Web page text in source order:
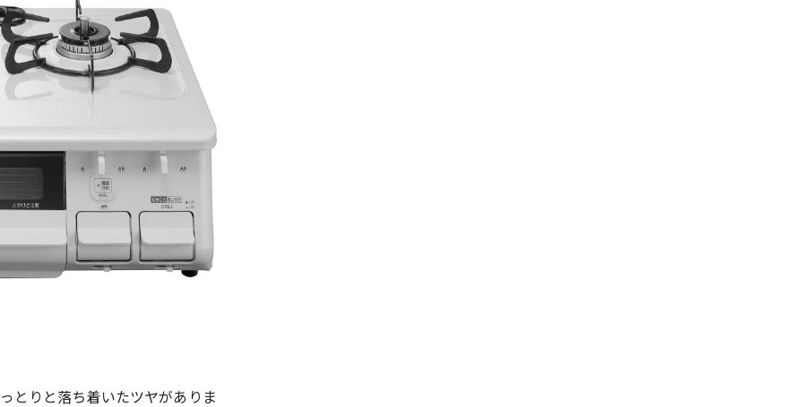
とりと落ち着いたツヤがありま